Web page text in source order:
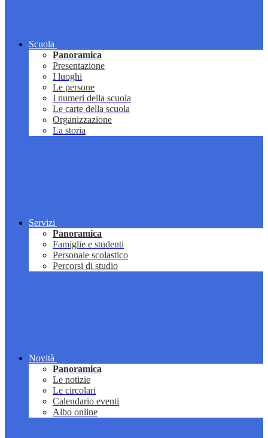
Scuola
Panoramica
Presentazione
I luoghi
Le persone
I numeri della scuola
Le carte della scuola
Organizzazione
La storia
Servizi
Panoramica
Famiglie e studenti
Personale scolastico
Percorsi di studio
Novità
Panoramica
Le notizie
Le circolari
Calendario eventi
Albo online